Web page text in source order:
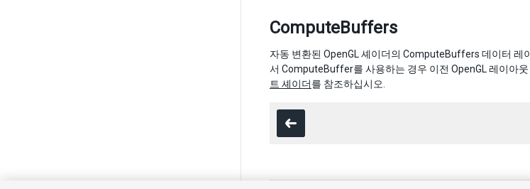
ComputeBuffers
자동 변환된 OpenGL 셰이더의 ComputeBuffers 데이터
서 ComputeBuffer를 사용하는 경우 이전 OpenGL 레이아
트 셰이더를 참조하십시오.